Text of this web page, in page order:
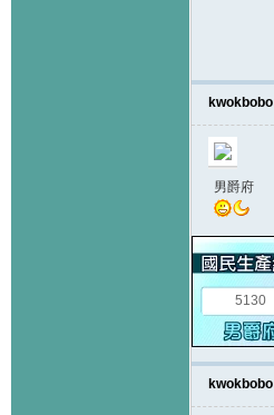
kwokbobo
男爵府
5130
kwokbobo